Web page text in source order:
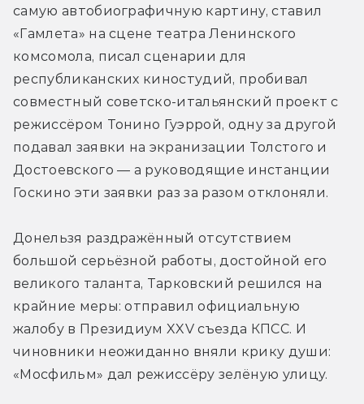
самую автобиографичную картину, ставил
«Гамлета» на сцене театра Ленинского
комсомола, писал сценарии для
республиканских киностудий, пробивал
совместный советско-итальянский проект с
режиссёром Тонино Гуэррой, одну за другой
подавал заявки на экранизации Толстого и
Достоевского — а руководящие инстанции
Госкино эти заявки раз за разом отклоняли.
Донельзя раздражённый отсутствием
большой серьёзной работы, достойной его
великого таланта, Тарковский решился на
крайние меры: отправил официальную
жалобу в Президиум XXV съезда КПСС. И
чиновники неожиданно вняли крику души:
«Мосфильм» дал режиссёру зелёную улицу.